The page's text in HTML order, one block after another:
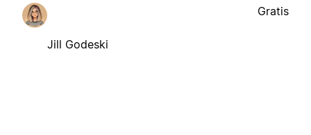
Jill Godeski
Gratis